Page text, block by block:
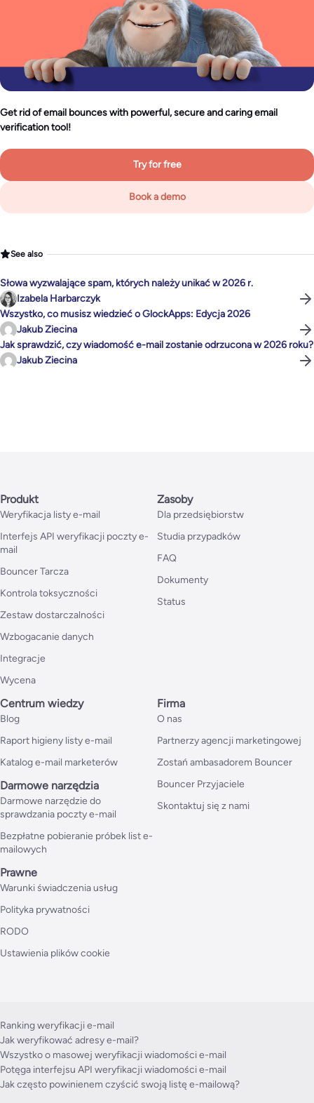
Get rid of email bounces with powerful, secure and caring email
verification tool!
Try for free
Book a demo
See also
Słowa wyzwalające spam, których należy unikać w 2026 r.
Izabela Harbarczyk
Wszystko, co musisz wiedzieć o GlockApps: Edycja 2026
Jakub Ziecina
Jak sprawdzić, czy wiadomość e-mail zostanie odrzucona w 2026 roku?
Jakub Ziecina
Produkt
Weryfikacja listy e-mail
Interfejs API weryfikacji poczty e-
mail
Bouncer Tarcza
Kontrola toksyczności
Zestaw dostarczalności
Wzbogacanie danych
Integracje
Wycena
Zasoby
Dla przedsiębiorstw
Studia przypadków
FAQ
Dokumenty
Status
Centrum wiedzy
Blog
Raport higieny listy e-mail
Katalog e-mail marketerów
Darmowe narzędzia
Darmowe narzędzie do
sprawdzania poczty e-mail
Bezpłatne pobieranie próbek list e-
mailowych
Firma
O nas
Partnerzy agencji marketingowej
Zostań ambasadorem Bouncer
Bouncer Przyjaciele
Skontaktuj się z nami
Prawne
Warunki świadczenia usług
Polityka prywatności
RODO
Ustawienia plików cookie
Ranking weryfikacji e-mail
Jak weryfikować adresy e-mail?
Wszystko o masowej weryfikacji wiadomości e-mail
Potęga interfejsu API weryfikacji wiadomości e-mail
Jak często powinienem czyścić swoją listę e-mailową?